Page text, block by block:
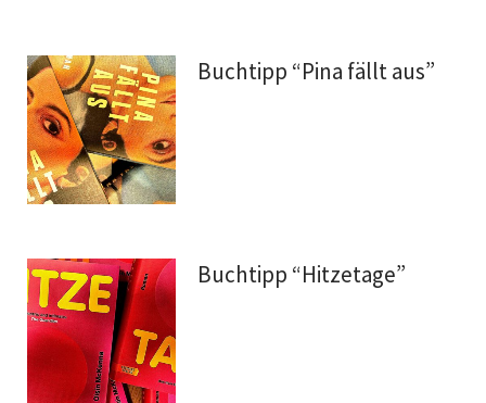
Buchtipp “Pina fällt aus”
Buchtipp “Hitzetage”